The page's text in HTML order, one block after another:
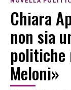
Chiara
non sia
politiche
Meloni»